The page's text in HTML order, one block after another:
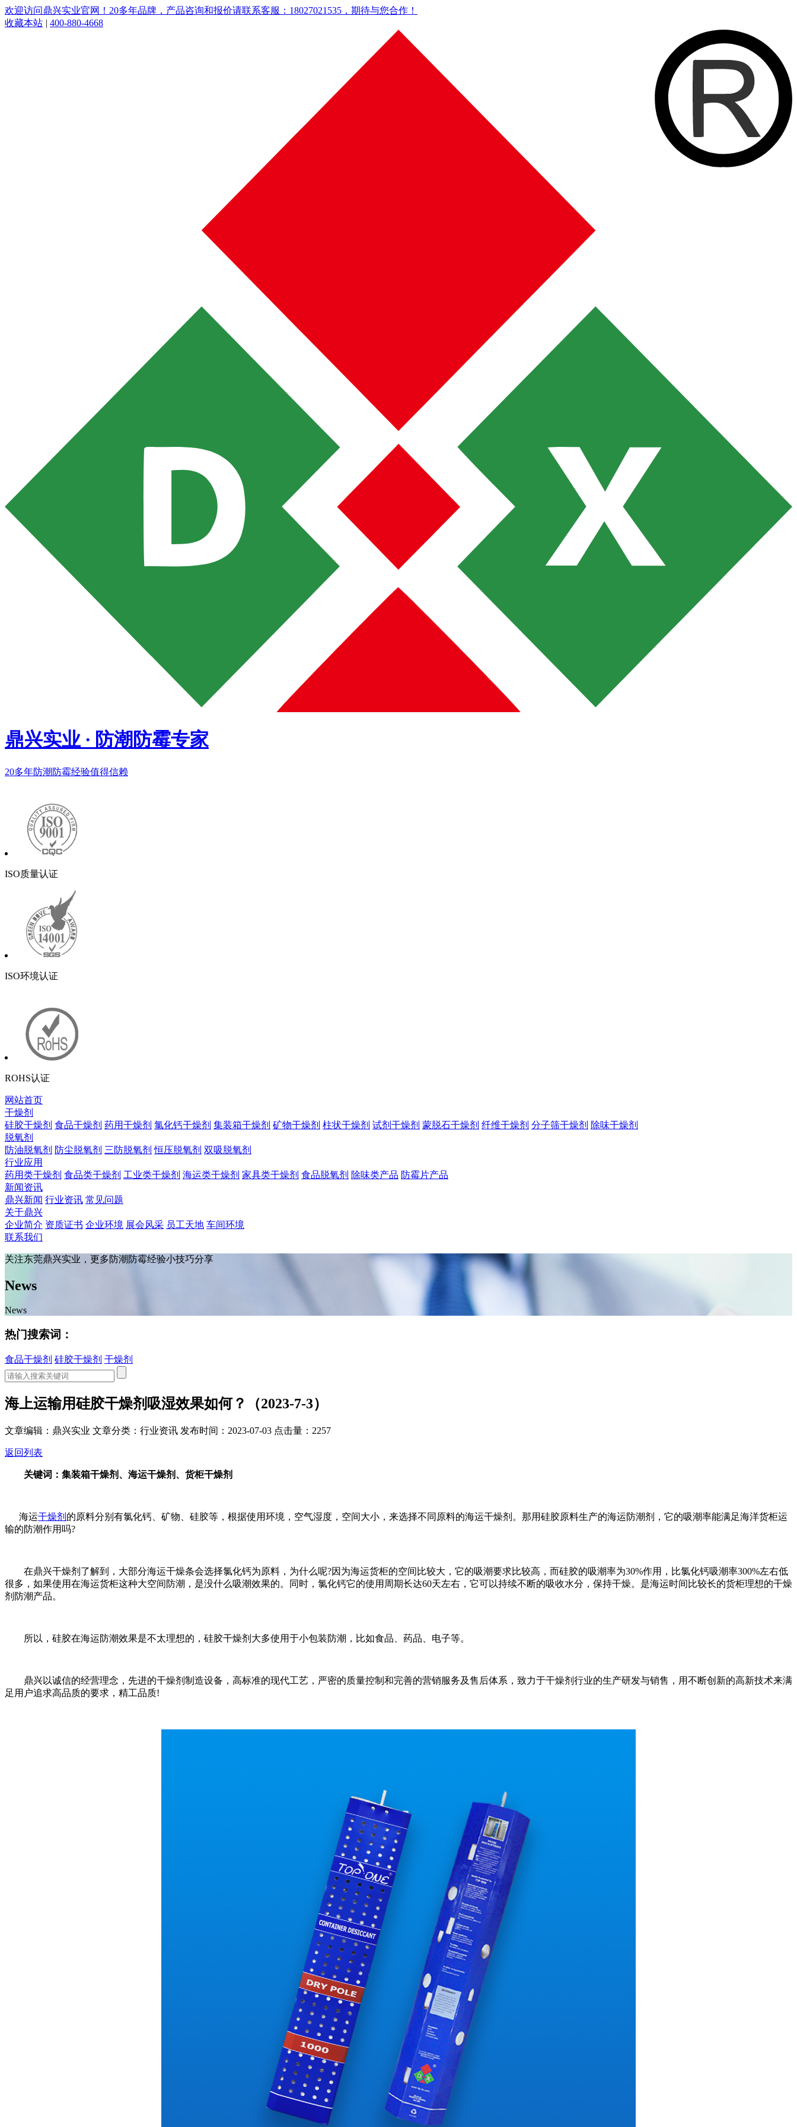
欢迎访问鼎兴实业官网！20多年品牌，产品咨询和报价请联系客服：18027021535，期待与您合作！
收藏本站 | 400-880-4668
鼎兴实业 · 防潮防霉专家
20多年防潮防霉经验值得信赖
ISO质量认证
ISO环境认证
ROHS认证
网站首页
干燥剂
硅胶干燥剂 食品干燥剂 药用干燥剂 氯化钙干燥剂 集装箱干燥剂 矿物干燥剂 柱状干燥剂 试剂干燥剂 蒙脱石干燥剂 纤维干燥剂 分子筛干燥剂 除味干燥剂
脱氧剂
防油脱氧剂 防尘脱氧剂 三防脱氧剂 恒压脱氧剂 双吸脱氧剂
行业应用
药用类干燥剂 食品类干燥剂 工业类干燥剂 海运类干燥剂 家具类干燥剂 食品脱氧剂 除味类产品 防霉片产品
新闻资讯
鼎兴新闻 行业资讯 常见问题
关于鼎兴
企业简介 资质证书 企业环境 展会风采 员工天地 车间环境
联系我们
关注东莞鼎兴实业，更多防潮防霉经验小技巧分享
News
News
热门搜索词：
食品干燥剂 硅胶干燥剂 干燥剂
海上运输用硅胶干燥剂吸湿效果如何？（2023-7-3）
文章编辑：鼎兴实业 文章分类：行业资讯 发布时间：2023-07-03 点击量：2257
返回列表
关键词：集装箱干燥剂、海运干燥剂、货柜干燥剂
海运干燥剂 的原料分别有氯化钙、矿物、硅胶等，根据使用环境，空气湿度，空间大小，来选择不同原料的海运干燥剂。那用硅胶原料生产的海运防潮剂，它的吸潮率能满足海洋货柜运
输的防潮作用吗?
在鼎兴干燥剂了解到，大部分海运干燥条会选择氯化钙为原料，为什么呢?因为海运货柜的空间比较大，它的吸潮要求比较高，而硅胶的吸潮率为30%作用，比氯化钙吸潮率300%左右低
很多，如果使用在海运货柜这种大空间防潮，是没什么吸潮效果的。同时，氯化钙它的使用周期长达60天左右，它可以持续不断的吸收水分，保持干燥。是海运时间比较长的货柜理想的干燥
剂防潮产品。
所以，硅胶在海运防潮效果是不太理想的，硅胶干燥剂大多使用于小包装防潮，比如食品、药品、电子等。
鼎兴以诚信的经营理念，先进的干燥剂制造设备，高标准的现代工艺，严密的质量控制和完善的营销服务及售后体系，致力于干燥剂行业的生产研发与销售，用不断创新的高新技术来满
足用户追求高品质的要求，精工品质!